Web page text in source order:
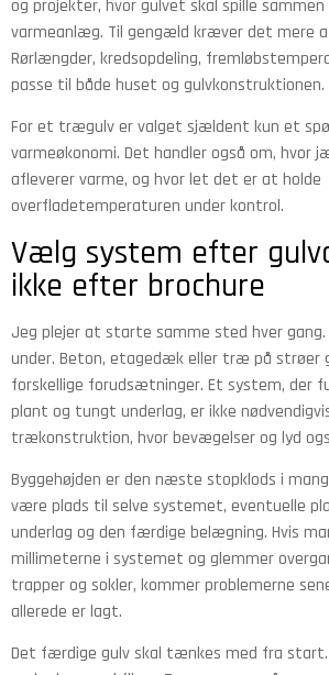
og projekter, hvor gulvet skal spille
varmeanlæg. Til gengæld kræver det mere
Rørlængder, kredsopdeling,
passe til både huset og gulvkonstruktionen.
For et trægulv er valget sjældent kun et
varmeøkonomi. Det handler også om, hvor
afleverer varme, og hvor let det er at holde
overfladetemperaturen under kontrol.
Vælg system efter
ikke efter brochure
Jeg plejer at starte samme sted hver gang.
under. Beton, etagedæk eller træ på strøer
forskellige forudsætninger. Et system, der
plant og tungt underlag, er ikke
trækonstruktion, hvor bevægelser og lyd
Byggehøjden er den næste stopklods i
være plads til selve systemet, eventuelle
underlag og den færdige belægning. Hvis
millimeterne i systemet og glemmer
trapper og sokler, kommer problemerne
allerede er lagt.
Det færdige gulv skal tænkes med fra